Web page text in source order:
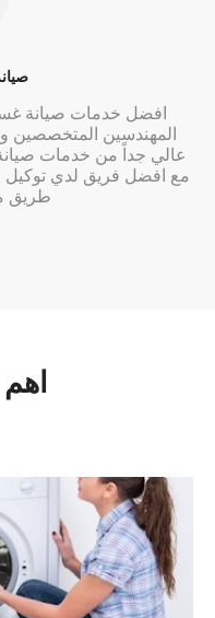
افضل خدمات صيانة
المهندسين المتخصصين
عالي جداً من خدمات صيانة
مع افضل فريق لدي توكيل
طريق